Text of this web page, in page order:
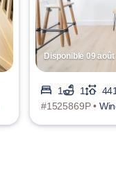
Disponible 09
1 1
#1525869P •